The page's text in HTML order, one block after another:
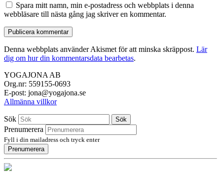
Spara mitt namn, min e-postadress och webbplats i denna
webbläsare till nästa gång jag skriver en kommentar.
Denna webbplats använder Akismet för att minska skräppost. Lär
dig om hur din kommentarsdata bearbetas.
YOGAJONA AB
Org.nr: 559155-0693
E-post: jona@yogajona.se
Allmänna villkor
Sök Sök
Prenumerera
Fyll i din mailadress och tryck enter
Prenumerera